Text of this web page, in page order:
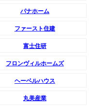
パナホーム
ファースト住建
富士住研
フロンヴィルホームズ
ヘーベルハウス
丸美産業